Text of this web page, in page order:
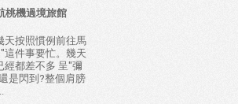
桃機過境旅館
天按照慣例前往馬
這件事要忙。幾天
經都差不多 呈"彌
是閃到?整個肩膀